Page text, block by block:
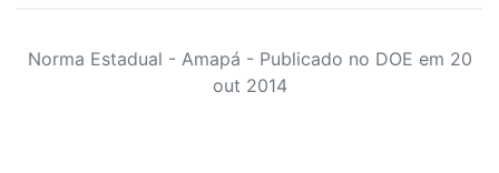
Norma Estadual - Amapá - Publicado no DOE em 20
out 2014